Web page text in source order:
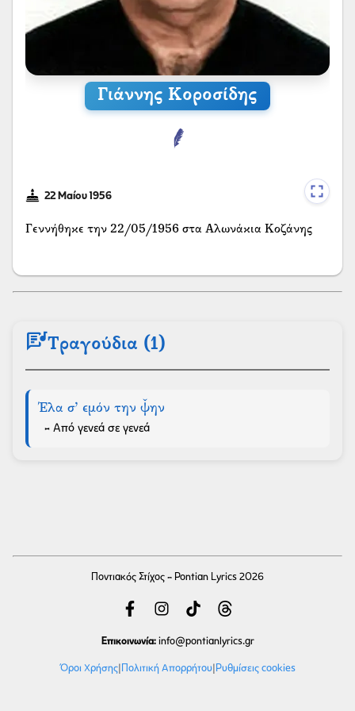
Γιάννης Κοροσίδης
22 Μαίου 1956
Γεννήθηκε την 22/05/1956 στα Αλωνάκια Κοζάνης
lyricsΤραγούδια (1)
Έλα σ’ εμόν την ψ̌ην
- Από γενεά σε γενεά
Ποντιακός Στίχος - Pontian Lyrics 2026
Επικοινωνία: info@pontianlyrics.gr
Όροι Χρήσης| Πολιτική Απορρήτου| Ρυθμίσεις cookies